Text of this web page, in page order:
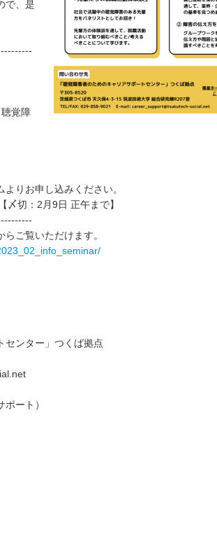
で、是
覚障
りお申し込みください。
【〆切：2月9日 正午まで】
ご覧いただけます。
センター」つくば拠点
ート）